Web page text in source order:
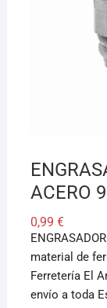
ACERO
0,99 €
material de
Ferretería El
envío a toda
¡Hola! Soy el
Cuéntame
aunque no